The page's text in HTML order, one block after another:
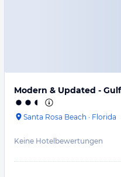
Modern & Updated -
Santa Rosa Beach · Florida
Keine Hotelbewertungen